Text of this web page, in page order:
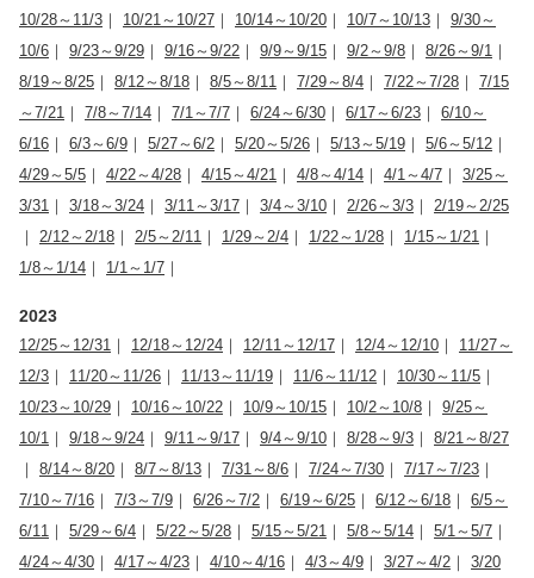
10/28～11/3 ｜ 10/21～10/27 ｜ 10/14～10/20 ｜ 10/7～10/13 ｜ 9/30～
10/6 ｜ 9/23～9/29 ｜ 9/16～9/22 ｜ 9/9～9/15 ｜ 9/2～9/8 ｜ 8/26～9/1 ｜
8/19～8/25 ｜ 8/12～8/18 ｜ 8/5～8/11 ｜ 7/29～8/4 ｜ 7/22～7/28 ｜ 7/15
～7/21 ｜ 7/8～7/14 ｜ 7/1～7/7 ｜ 6/24～6/30 ｜ 6/17～6/23 ｜ 6/10～
6/16 ｜ 6/3～6/9 ｜ 5/27～6/2 ｜ 5/20～5/26 ｜ 5/13～5/19 ｜ 5/6～5/12 ｜
4/29～5/5 ｜ 4/22～4/28 ｜ 4/15～4/21 ｜ 4/8～4/14 ｜ 4/1～4/7 ｜ 3/25～
3/31 ｜ 3/18～3/24 ｜ 3/11～3/17 ｜ 3/4～3/10 ｜ 2/26～3/3 ｜ 2/19～2/25
｜ 2/12～2/18 ｜ 2/5～2/11 ｜ 1/29～2/4 ｜ 1/22～1/28 ｜ 1/15～1/21 ｜
1/8～1/14 ｜ 1/1～1/7 ｜
2023
12/25～12/31 ｜ 12/18～12/24 ｜ 12/11～12/17 ｜ 12/4～12/10 ｜ 11/27～
12/3 ｜ 11/20～11/26 ｜ 11/13～11/19 ｜ 11/6～11/12 ｜ 10/30～11/5 ｜
10/23～10/29 ｜ 10/16～10/22 ｜ 10/9～10/15 ｜ 10/2～10/8 ｜ 9/25～
10/1 ｜ 9/18～9/24 ｜ 9/11～9/17 ｜ 9/4～9/10 ｜ 8/28～9/3 ｜ 8/21～8/27
｜ 8/14～8/20 ｜ 8/7～8/13 ｜ 7/31～8/6 ｜ 7/24～7/30 ｜ 7/17～7/23 ｜
7/10～7/16 ｜ 7/3～7/9 ｜ 6/26～7/2 ｜ 6/19～6/25 ｜ 6/12～6/18 ｜ 6/5～
6/11 ｜ 5/29～6/4 ｜ 5/22～5/28 ｜ 5/15～5/21 ｜ 5/8～5/14 ｜ 5/1～5/7 ｜
4/24～4/30 ｜ 4/17～4/23 ｜ 4/10～4/16 ｜ 4/3～4/9 ｜ 3/27～4/2 ｜ 3/20